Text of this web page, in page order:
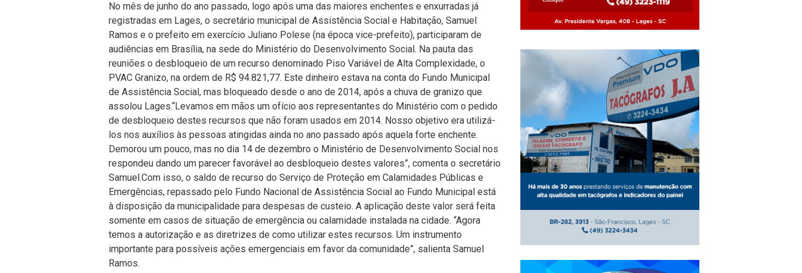
No mês de junho do ano passado, logo após uma das maiores enchentes e enxurradas já
registradas em Lages, o secretário municipal de Assistência Social e Habitação, Samuel
Ramos e o prefeito em exercício Juliano Polese (na época vice-prefeito), participaram de
audiências em Brasília, na sede do Ministério do Desenvolvimento Social. Na pauta das
reuniões o desbloqueio de um recurso denominado Piso Variável de Alta Complexidade, o
PVAC Granizo, na ordem de R$ 94.821,77. Este dinheiro estava na conta do Fundo Municipal
de Assistência Social, mas bloqueado desde o ano de 2014, após a chuva de granizo que
assolou Lages.“Levamos em mãos um ofício aos representantes do Ministério com o pedido
de desbloqueio destes recursos que não foram usados em 2014. Nosso objetivo era utilizá-
los nos auxílios às pessoas atingidas ainda no ano passado após aquela forte enchente.
Demorou um pouco, mas no dia 14 de dezembro o Ministério de Desenvolvimento Social nos
respondeu dando um parecer favorável ao desbloqueio destes valores”, comenta o secretário
Samuel.Com isso, o saldo de recurso do Serviço de Proteção em Calamidades Públicas e
Emergências, repassado pelo Fundo Nacional de Assistência Social ao Fundo Municipal está
à disposição da municipalidade para despesas de custeio. A aplicação deste valor será feita
somente em casos de situação de emergência ou calamidade instalada na cidade. “Agora
temos a autorização e as diretrizes de como utilizar estes recursos. Um instrumento
importante para possíveis ações emergenciais em favor da comunidade”, salienta Samuel
Ramos.